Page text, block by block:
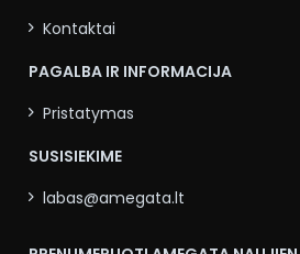
Kontaktai
PAGALBA IR INFORMACIJA
Pristatymas
SUSISIEKIME
labas@amegata.lt